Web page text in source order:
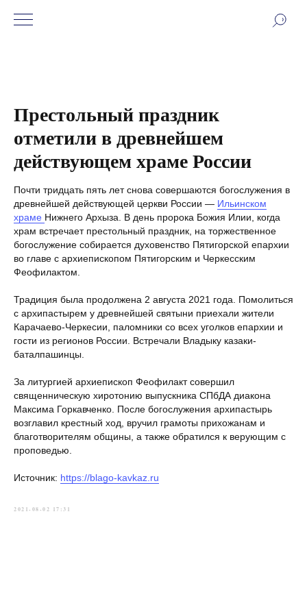
Престольный праздник
отметили в древнейшем
действующем храме России
Почти тридцать пять лет снова совершаются богослужения в
древнейшей действующей церкви России — Ильинском
храме Нижнего Архыза. В день пророка Божия Илии, когда
храм встречает престольный праздник, на торжественное
богослужение собирается духовенство Пятигорской епархии
во главе с архиепископом Пятигорским и Черкесским
Феофилактом.
Традиция была продолжена 2 августа 2021 года. Помолиться
с архипастырем у древнейшей святыни приехали жители
Карачаево-Черкесии, паломники со всех уголков епархии и
гости из регионов России. Встречали Владыку казаки-
баталпашинцы.
За литургией архиепископ Феофилакт совершил
священническую хиротонию выпускника СПбДА диакона
Максима Горкавченко. После богослужения архипастырь
возглавил крестный ход, вручил грамоты прихожанам и
благотворителям общины, а также обратился к верующим с
проповедью.
Источник: https://blago-kavkaz.ru
2021-08-02 17:31